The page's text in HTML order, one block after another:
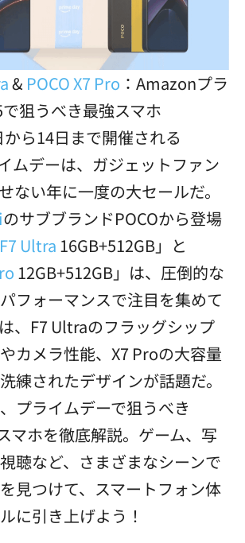
& POCO X7 Pro ：Amazonプラ
狙うべき最強スマホ
ら14日まで開催される
ムデーは、ガジェットファン
ない年に一度の大セールだ。
のサブブランドPOCOから登場
Ultra 16GB+512GB」と
12GB+512GB」は、圧倒的な
フォーマンスで注目を集めて
、F7 Ultraのフラッグシップ
カメラ性能、X7 Proの大容量
練されたデザインが話題だ。
プライムデーで狙うべき
マホを徹底解説。ゲーム、写
聴など、さまざまなシーンで
見つけて、スマートフォン体
に引き上げよう！